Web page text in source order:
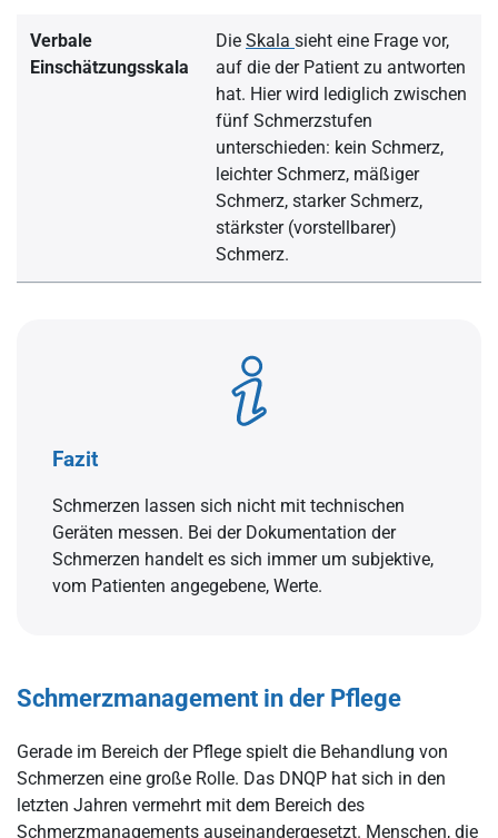
Verbale
Einschätzungsskala
Die Skala sieht eine Frage vor,
auf die der Patient zu antworten
hat. Hier wird lediglich zwischen
fünf Schmerzstufen
unterschieden: kein Schmerz,
leichter Schmerz, mäßiger
Schmerz, starker Schmerz,
stärkster (vorstellbarer)
Schmerz.
Fazit
Schmerzen lassen sich nicht mit technischen
Geräten messen. Bei der Dokumentation der
Schmerzen handelt es sich immer um subjektive,
vom Patienten angegebene, Werte.
Schmerzmanagement in der Pflege
Gerade im Bereich der Pflege spielt die Behandlung von
Schmerzen eine große Rolle. Das DNQP hat sich in den
letzten Jahren vermehrt mit dem Bereich des
Schmerzmanagements auseinandergesetzt. Menschen, die